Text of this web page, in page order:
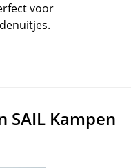
voor
SAIL Kampen